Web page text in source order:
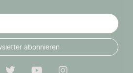
abonnieren